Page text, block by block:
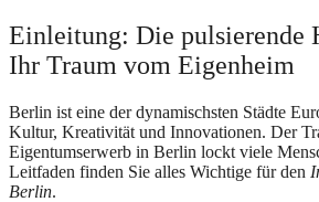
Einleitung: Die pulsierende
Ihr Traum vom Eigenheim
Berlin ist eine der dynamischsten Städte
Kultur, Kreativität und Innovationen. Der
Eigentumserwerb in Berlin lockt viele
Leitfaden finden Sie alles Wichtige für den
Berlin.